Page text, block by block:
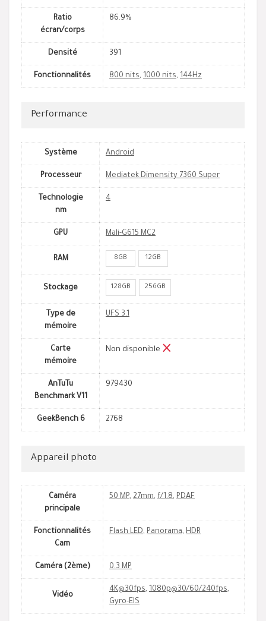
Ratio
écran/corps
86.9%
Densité 391
Fonctionnalités 800 nits, 1000 nits, 144Hz
Performance
Système Android
Processeur Mediatek Dimensity 7360 Super
Technologie
nm
4
GPU Mali-G615 MC2
RAM 8GB 12GB
Stockage 128GB 256GB
Type de
mémoire
UFS 3.1
Carte
mémoire
Non disponible
AnTuTu
Benchmark V11
979430
GeekBench 6 2768
Appareil photo
Caméra
principale
50 MP, 27mm, f/1.8, PDAF
Fonctionnalités
Cam
Flash LED, Panorama, HDR
Caméra (2ème) 0.3 MP
Vidéo
4K@30fps, 1080p@30/60/240fps,
Gyro-EIS